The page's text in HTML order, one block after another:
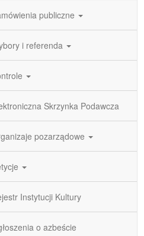
publiczne
i referenda
Skrzynka Podawcza
pozarządowe
Instytucji Kultury
o azbeście